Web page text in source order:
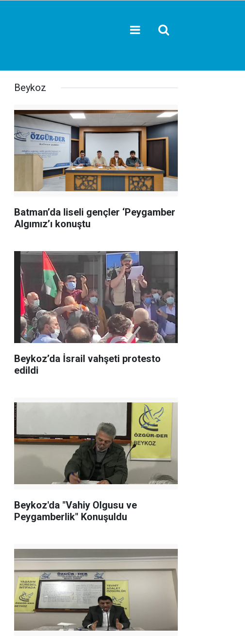
Beykoz
Batman’da liseli gençler ‘Peygamber
Algımız’ı konuştu
Beykoz’da İsrail vahşeti protesto
edildi
Beykoz'da "Vahiy Olgusu ve
Peygamberlik" Konuşuldu